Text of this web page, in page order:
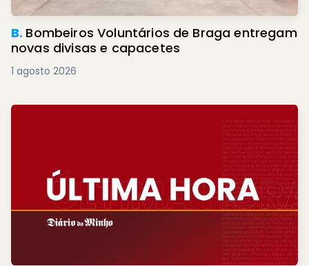
B. Bombeiros Voluntários de Braga entregam
novas divisas e capacetes
1 agosto 2026